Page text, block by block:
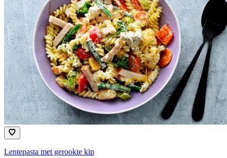
Lentepasta met gerookte kip